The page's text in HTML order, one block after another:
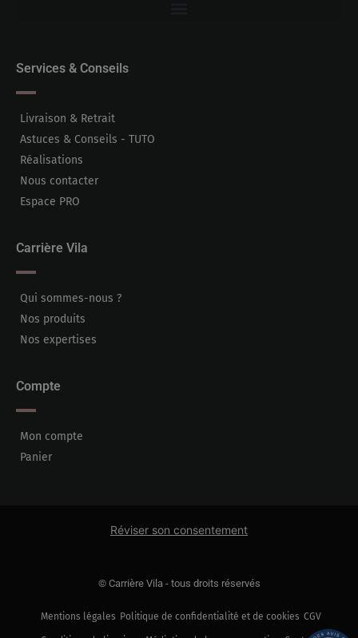
Services & Conseils
Livraison & Retrait
Astuces & Conseils - TUTO
Réalisations
Nous contacter
Espace PRO
Carrière Vila
Qui sommes-nous ?
Nos produits
Nos expertises
Compte
Mon compte
Panier
Réviser son consentement
© Carrière Vila - tous droits réservés
Mentions légales Politique de confidentialité et de cookies CGV